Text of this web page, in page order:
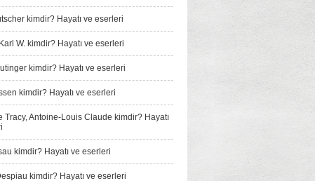
kimdir? Hayatı ve eserleri
W. kimdir? Hayatı ve eserleri
kimdir? Hayatı ve eserleri
kimdir? Hayatı ve eserleri
Tracy, Antoine-Louis Claude kimdir? Hayatı
kimdir? Hayatı ve eserleri
kimdir? Hayatı ve eserleri